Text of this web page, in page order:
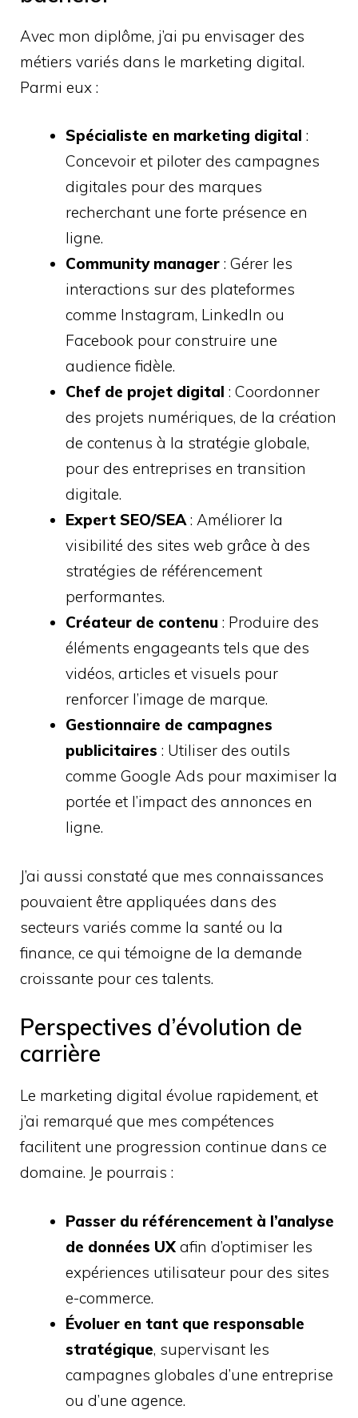
Avec mon diplôme, j’ai pu envisager des
métiers variés dans le marketing digital.
Parmi eux :
Spécialiste en marketing digital :
Concevoir et piloter des campagnes
digitales pour des marques
recherchant une forte présence en
ligne.
Community manager : Gérer les
interactions sur des plateformes
comme Instagram, LinkedIn ou
Facebook pour construire une
audience fidèle.
Chef de projet digital : Coordonner
des projets numériques, de la création
de contenus à la stratégie globale,
pour des entreprises en transition
digitale.
Expert SEO/SEA: Améliorer la
visibilité des sites web grâce à des
stratégies de référencement
performantes.
Créateur de contenu : Produire des
éléments engageants tels que des
vidéos, articles et visuels pour
renforcer l’image de marque.
Gestionnaire de campagnes
publicitaires : Utiliser des outils
comme Google Ads pour maximiser la
portée et l’impact des annonces en
ligne.
J’ai aussi constaté que mes connaissances
pouvaient être appliquées dans des
secteurs variés comme la santé ou la
finance, ce qui témoigne de la demande
croissante pour ces talents.
Perspectives d’évolution de
carrière
Le marketing digital évolue rapidement, et
j’ai remarqué que mes compétences
facilitent une progression continue dans ce
domaine. Je pourrais :
Passer du référencement à l’analyse
de données UX afin d’optimiser les
expériences utilisateur pour des sites
e-commerce.
Évoluer en tant que responsable
stratégique, supervisant les
campagnes globales d’une entreprise
ou d’une agence.